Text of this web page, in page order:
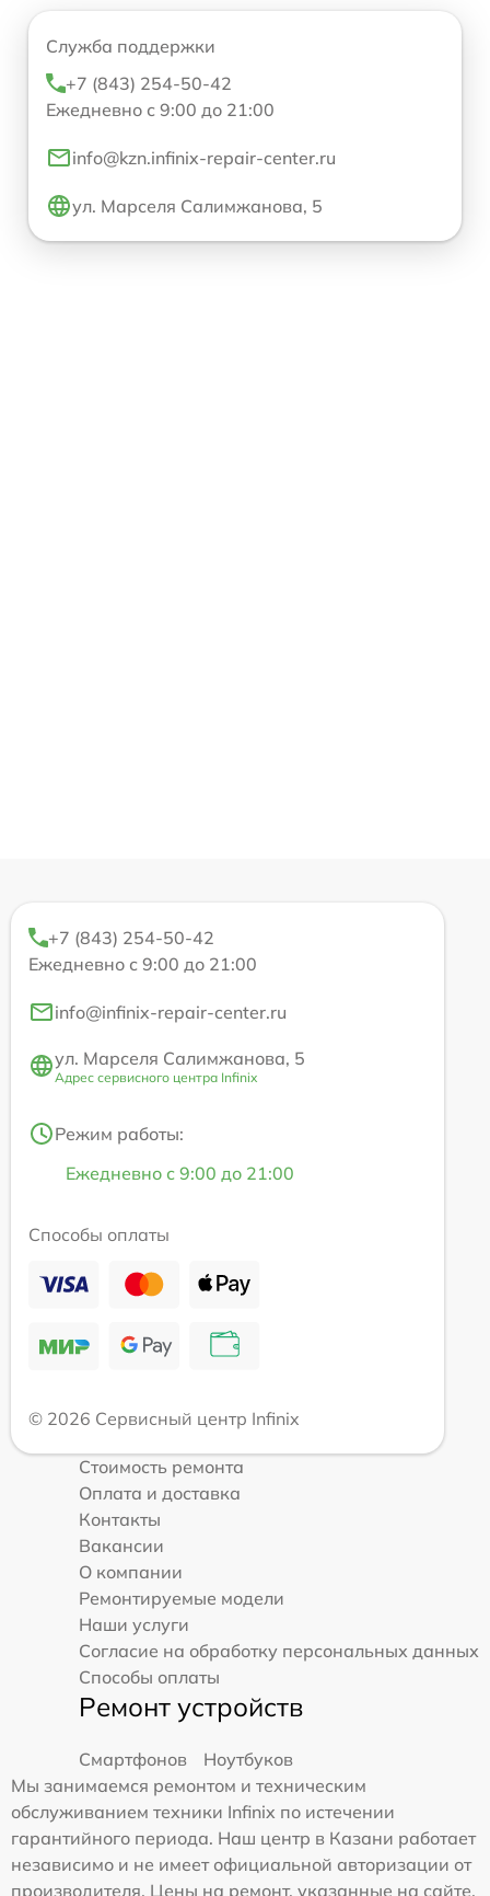
Служба поддержки
+7 (843) 254-50-42
Ежедневно с 9:00 до 21:00
info@kzn.infinix-repair-center.ru
ул. Марселя Салимжанова, 5
+7 (843) 254-50-42
Ежедневно с 9:00 до 21:00
info@infinix-repair-center.ru
ул. Марселя Салимжанова, 5
Адрес сервисного центра Infinix
Режим работы:
Ежедневно с 9:00 до 21:00
Способы оплаты
© 2026 Сервисный центр Infinix
Стоимость ремонта
Оплата и доставка
Контакты
Вакансии
О компании
Ремонтируемые модели
Наши услуги
Согласие на обработку персональных данных
Способы оплаты
Ремонт устройств
Смартфонов
Ноутбуков
Мы занимаемся ремонтом и техническим
обслуживанием техники Infinix по истечении
гарантийного периода. Наш центр в Казани работает
независимо и не имеет официальной авторизации от
производителя. Цены на ремонт, указанные на сайте,